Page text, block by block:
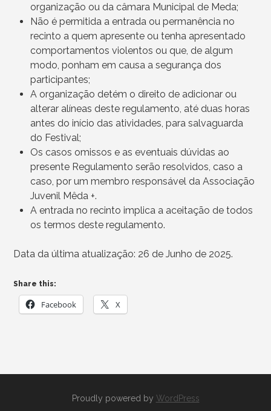
organização ou da câmara Municipal de Meda;
Não é permitida a entrada ou permanência no
recinto a quem apresente ou tenha apresentado
comportamentos violentos ou que, de algum
modo, ponham em causa a segurança dos
participantes;
A organização detém o direito de adicionar ou
alterar alíneas deste regulamento, até duas horas
antes do início das atividades, para salvaguarda
do Festival;
Os casos omissos e as eventuais dúvidas ao
presente Regulamento serão resolvidos, caso a
caso, por um membro responsável da Associação
Juvenil Mêda +.
A entrada no recinto implica a aceitação de todos
os termos deste regulamento.
Data da última atualização: 26 de Junho de 2025.
Share this:
Facebook X
Proudly powered by WordPress